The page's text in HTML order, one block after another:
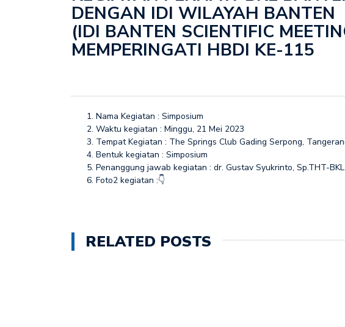
Penyuluhan dalam rangka World Cancer
DENGAN IDI WILAYAH
(IDI BANTEN SCIENTIFIC
MEMPERINGATI HBDI KE-115
Nama Kegiatan : Simposium
Waktu kegiatan : Minggu, 21 Mei 2023
Tempat Kegiatan : The Springs Club Gading Serpong,
Bentuk kegiatan : Simposium
Penanggung jawab kegiatan : dr. Gustav Syukrinto, Sp.THT-BKL
Foto2 kegiatan :👇
RELATED POSTS